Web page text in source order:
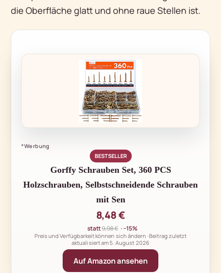
die Oberfläche glatt und ohne raue Stellen ist.
*Werbung
BESTSELLER
Gorffy Schrauben Set, 360 PCS
Holzschrauben, Selbstschneidende Schrauben
mit Sen
8,48 €
statt9,98 € · −15%
Preis und Verfügbarkeit können sich ändern · Beitrag zuletzt
aktualisiert am 5. August 2026
Auf Amazon ansehen